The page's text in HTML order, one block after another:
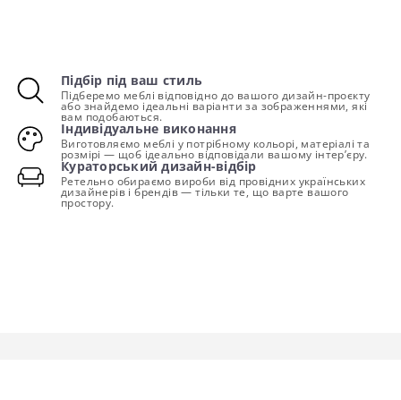
Підбір під ваш стиль
Підберемо меблі відповідно до вашого дизайн-проєкту
або знайдемо ідеальні варіанти за зображеннями, які
вам подобаються.
Індивідуальне виконання
Виготовляємо меблі у потрібному кольорі, матеріалі та
розмірі — щоб ідеально відповідали вашому інтер’єру.
Кураторський дизайн-відбір
Ретельно обираємо вироби від провідних українських
дизайнерів і брендів — тільки те, що варте вашого
простору.